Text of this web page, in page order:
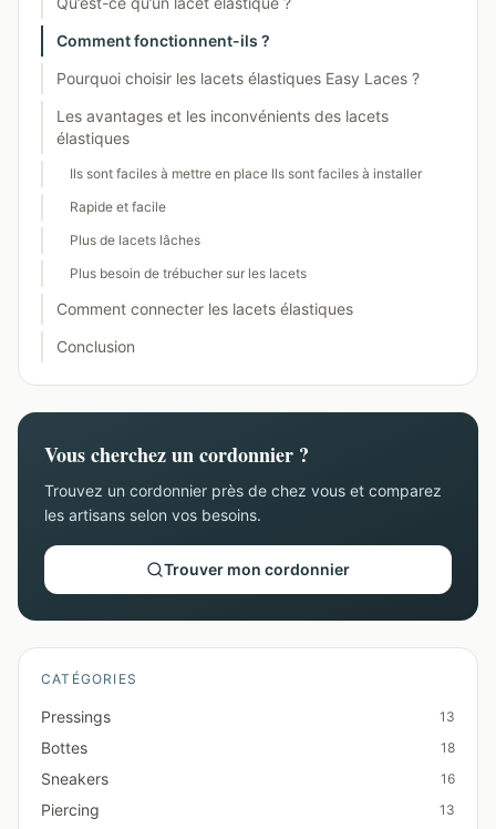
Comment fonctionnent-ils ?
Pourquoi choisir les lacets élastiques Easy Laces ?
Les avantages et les inconvénients des lacets
élastiques
Ils sont faciles à mettre en place Ils sont faciles à installer
Rapide et facile
Plus de lacets lâches
Plus besoin de trébucher sur les lacets
Comment connecter les lacets élastiques
Conclusion
Vous cherchez un cordonnier ?
Trouvez un cordonnier près de chez vous et comparez
les artisans selon vos besoins.
Trouver mon cordonnier
CATÉGORIES
Pressings 13
Bottes 18
Sneakers 16
Piercing 13